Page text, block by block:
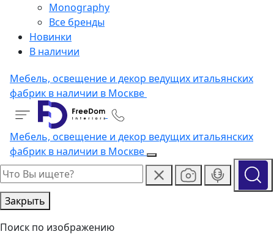
Monography
Все бренды
Новинки
В наличии
Мебель, освещение и декор ведущих итальянских
фабрик в наличии в Москве
Мебель, освещение и декор ведущих итальянских
фабрик в наличии в Москве
Закрыть
Поиск по изображению